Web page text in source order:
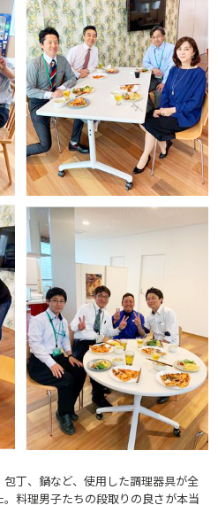
丁、鍋など、使用した調理器具が全
料理男子たちの段取りの良さが本当